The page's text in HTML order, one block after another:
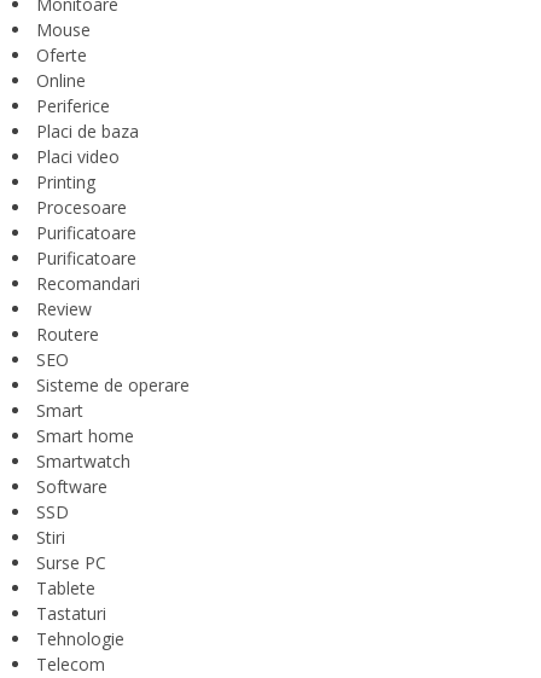
Monitoare
Mouse
Oferte
Online
Periferice
Placi de baza
Placi video
Printing
Procesoare
Purificatoare
Purificatoare
Recomandari
Review
Routere
SEO
Sisteme de operare
Smart
Smart home
Smartwatch
Software
SSD
Stiri
Surse PC
Tablete
Tastaturi
Tehnologie
Telecom